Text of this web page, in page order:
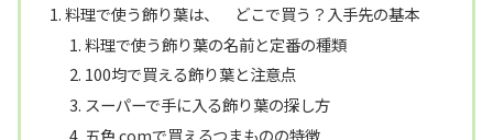
料理で使う飾り葉は、 どこで買う？入手先の基本
料理で使う飾り葉の名前と定番の種類
100均で買える飾り葉と注意点
スーパーで手に入る飾り葉の探し方
五色.comで買えるつまものの特徴